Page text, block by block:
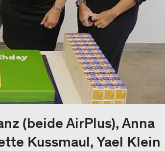
(beide AirPlus), Anna
Kussmaul, Yael Klein